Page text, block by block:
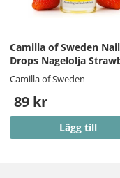
Camilla of Sweden Nail
Drops Nagelolja
Camilla of Sweden
89 kr
Lägg till